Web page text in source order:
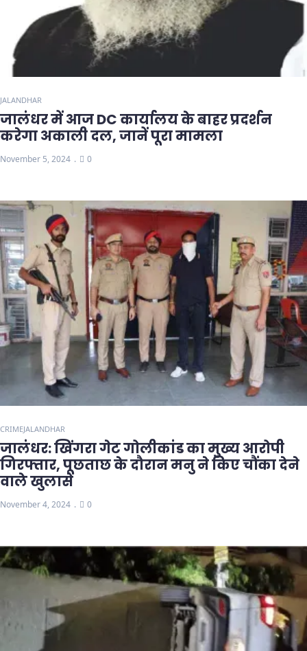
JALANDHAR
जालंधर में आज DC कार्यालय के बाहर प्रदर्शन
करेगा अकाली दल, जानें पूरा मामला
November 5, 2024 0
CRIMEJALANDHAR
जालंधर: खिंगरा गेट गोलीकांड का मुख्य आरोपी
गिरफ्तार, पूछताछ के दौरान मनु ने किए चौंका देने
वाले खुलासे
November 4, 2024 0